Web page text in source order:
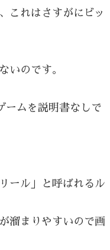
これはさすがにビッ
いのです。
ームを説明書なしで
ール」と呼ばれるル
溜まりやすいので画